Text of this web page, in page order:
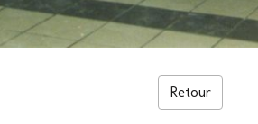
Retour